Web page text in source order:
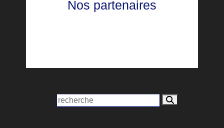
Nos partenaires